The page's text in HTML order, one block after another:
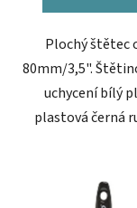
Plochý štětec
80mm/3,5".
uchycení bílý
plastová černá